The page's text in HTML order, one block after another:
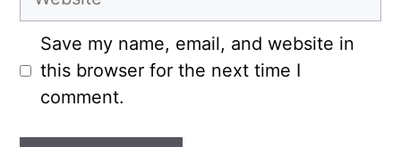
Save my name, email, and website in
this browser for the next time I
comment.